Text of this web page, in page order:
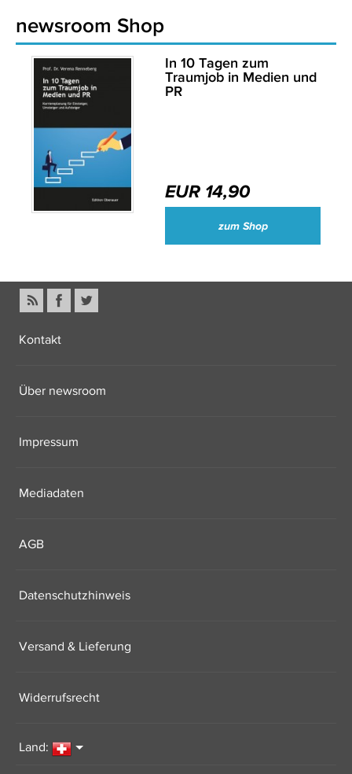
newsroom Shop
In 10 Tagen zum
Traumjob in Medien und
PR
EUR 14,90
zum Shop
Kontakt
Über newsroom
Impressum
Mediadaten
AGB
Datenschutzhinweis
Versand & Lieferung
Widerrufsrecht
Land: